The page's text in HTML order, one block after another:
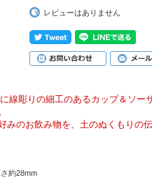
レビューはありません
線彫りの細工のあるカップ＆ソー
みのお飲み物を、土のぬくもりの
約28mm